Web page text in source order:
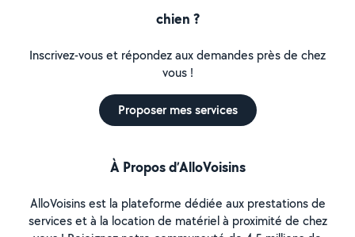
chien ?
Inscrivez-vous et répondez aux demandes près de chez
vous !
Proposer mes services
À Propos d’AlloVoisins
AlloVoisins est la plateforme dédiée aux prestations de
services et à la location de matériel à proximité de chez